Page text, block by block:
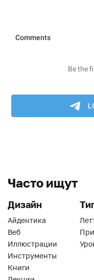
Часто ищут
Дизайн
Айдентика
Веб
Иллюстрации
Инструменты
Книги